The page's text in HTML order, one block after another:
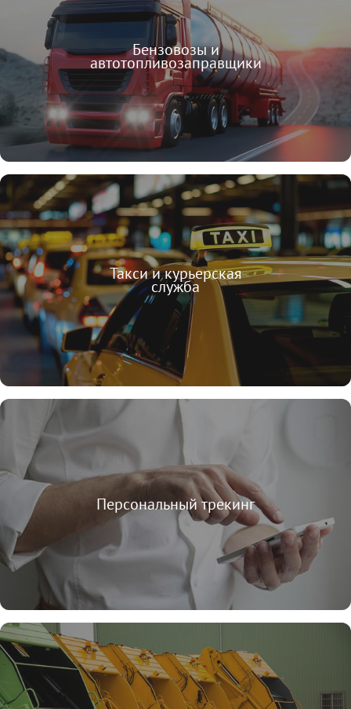
Бензовозы и
автотопливозаправщики
Такси и курьерская
служба
Персональный трекинг